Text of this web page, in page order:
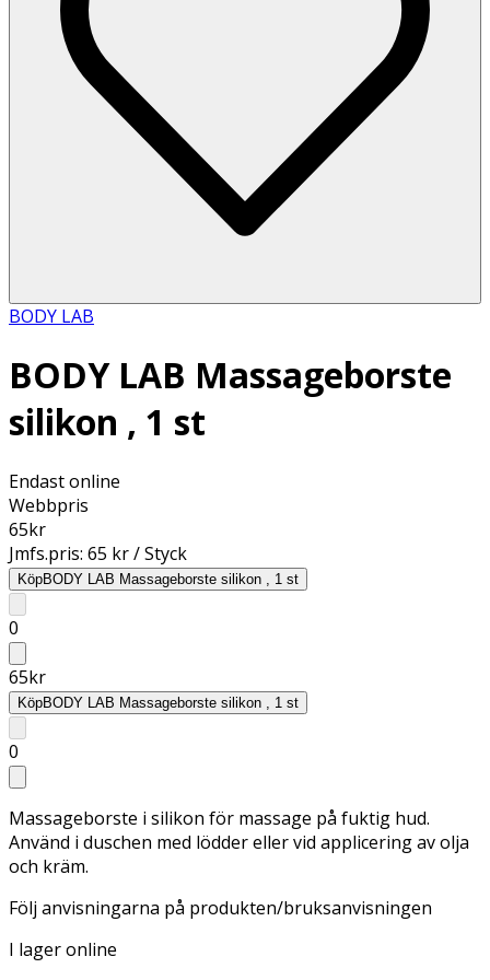
BODY LAB
BODY LAB Massageborste
silikon , 1 st
Endast online
Webbpris
65kr
Jmfs.pris: 65 kr / Styck
KöpBODY LAB Massageborste silikon , 1 st
0
65kr
KöpBODY LAB Massageborste silikon , 1 st
0
Massageborste i silikon för massage på fuktig hud.
Använd i duschen med lödder eller vid applicering av olja
och kräm.
Följ anvisningarna på produkten/bruksanvisningen
I lager online